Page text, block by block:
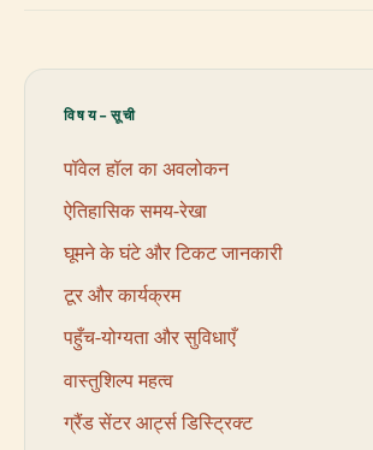
विषय-सूची
पॉवेल हॉल का अवलोकन
ऐतिहासिक समय-रेखा
घूमने के घंटे और टिकट जानकारी
टूर और कार्यक्रम
पहुँच-योग्यता और सुविधाएँ
वास्तुशिल्प महत्व
ग्रैंड सेंटर आर्ट्स डिस्ट्रिक्ट